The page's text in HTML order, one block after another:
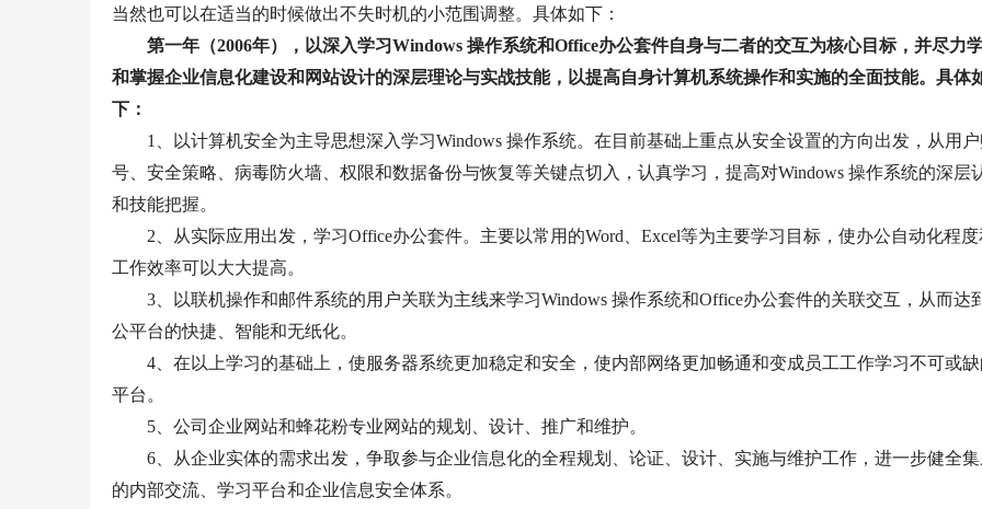
当然也可以在适当的时候做出不失时机的小范围调整。具体如下：
第一年（2006年），以深入学习Windows 操作系统和Office办公套件自身与二者的交互为核心目标，并尽力
和掌握企业信息化建设和网站设计的深层理论与实战技能，以提高自身计算机系统操作和实施的全面技能。具体
下：
1
、以计算机安全为主导思想深入学习Windows 操作系统。在目前基础上重点从安全设置的方向出发，从用户
号、安全策略、病毒防火墙、权限和数据备份与恢复等关键点切入，认真学习，提高对Windows 操作系统的深层
和技能把握。
2 、从实际应用出发，学习Office办公套件。主要以常用的Word Excel等为主要学习目标，使办公自动化程度
工作效率可以大大提高。
3 、以联机操作和邮件系统的用户关联为主线来学习Windows 操作系统和Office办公套件的关联交互，从而达
公平台的快捷、智能和无纸化。
4 、在以上学习的基础上，使服务器系统更加稳定和安全，使内部网络更加畅通和变成员工工作学习不可或缺
平台。
5 、公司企业网站和蜂花粉专业网站的规划、设计、推广和维护。
6 、从企业实体的需求出发，争取参与企业信息化的全程规划、论证、设计、实施与维护工作，进一步健全
的内部交流、学习平台和企业信息安全体系。